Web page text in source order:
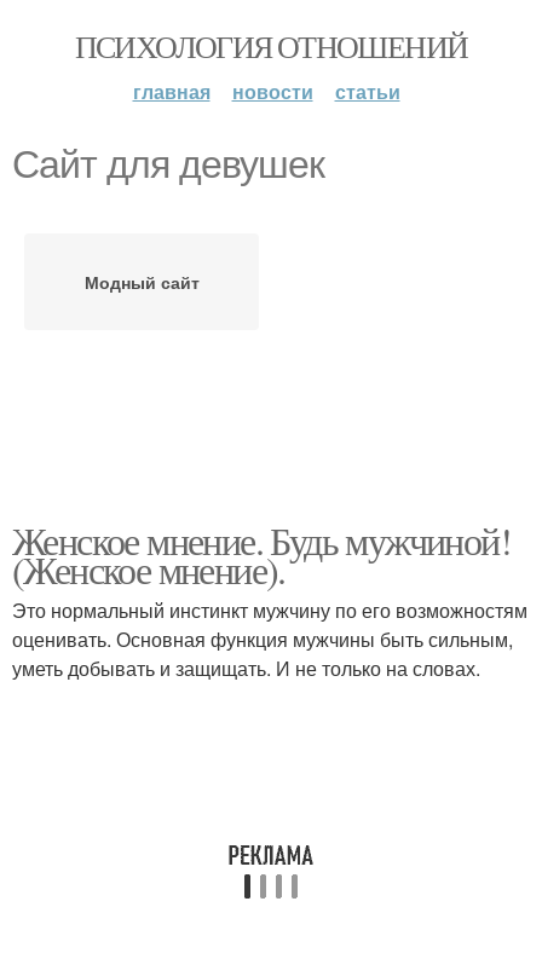
ПСИХОЛОГИЯ ОТНОШЕНИЙ
главная новости статьи
Сайт для девушек
Модный сайт
Женское мнение. Будь мужчиной!
(Женское мнение).
Это нормальный инстинкт мужчину по его возможностям
оценивать. Основная функция мужчины быть сильным,
уметь добывать и защищать. И не только на словах.